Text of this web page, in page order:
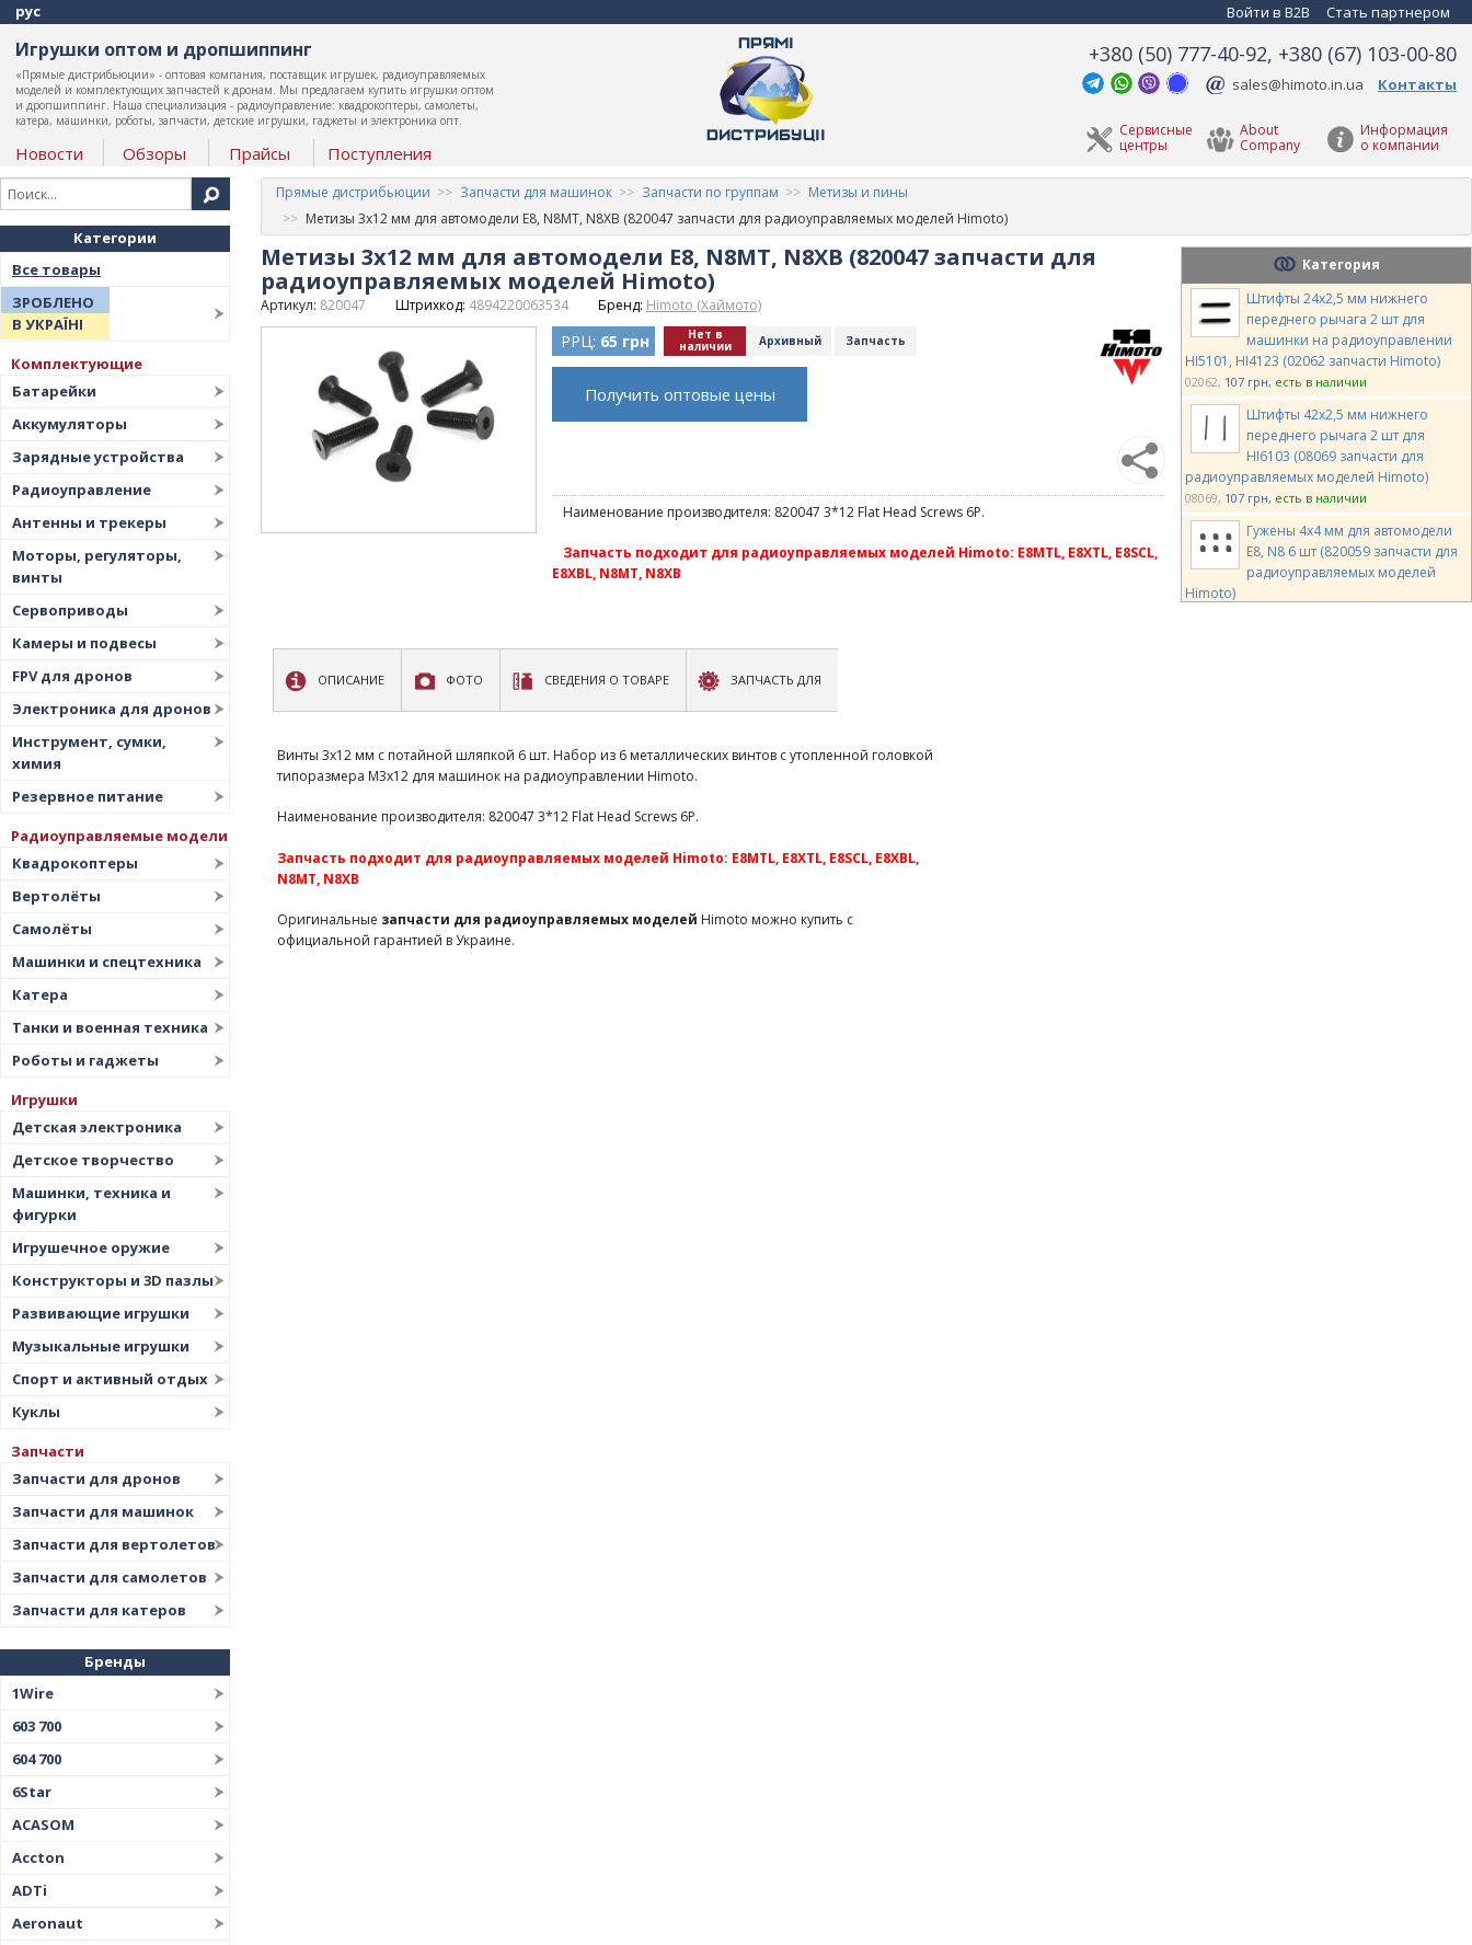
рус Войти в B2B Стать партнером
Игрушки оптом и дропшиппинг
«Прямые дистрибьюции» - оптовая компания, поставщик игрушек, радиоуправляемых
моделей и комплектующих запчастей к дронам. Мы предлагаем купить игрушки оптом
и дропшиппинг. Наша специализация - радиоуправление: квадрокоптеры, самолеты,
катера, машинки, роботы, запчасти, детские игрушки, гаджеты и электроника опт.
Новости Обзоры Прайсы Поступления
+380 (50) 777-40-92, +380 (67) 103-00-80
sales@himoto.in.ua Контакты
Информация
о компании
About
Company
Сервисные
центры
Категории
Все товары
ЗРОБЛЕНО
В УКРАЇНІ
Комплектующие
Батарейки
Аккумуляторы
Зарядные устройства
Радиоуправление
Антенны и трекеры
Моторы, регуляторы,
винты
Сервоприводы
Камеры и подвесы
FPV для дронов
Электроника для дронов
Инструмент, сумки,
химия
Резервное питание
Радиоуправляемые модели
Квадрокоптеры
Вертолёты
Самолёты
Машинки и спецтехника
Катера
Танки и военная техника
Роботы и гаджеты
Игрушки
Детская электроника
Детское творчество
Машинки, техника и
фигурки
Игрушечное оружие
Конструкторы и 3D пазлы
Развивающие игрушки
Музыкальные игрушки
Спорт и активный отдых
Куклы
Запчасти
Запчасти для дронов
Запчасти для машинок
Запчасти для вертолетов
Запчасти для самолетов
Запчасти для катеров
Бренды
1Wire
603 700
604 700
6Star
ACASOM
Accton
ADTi
Aeronaut
Прямые дистрибьюции Запчасти для машинок Запчасти по группам
Метизы и пины
Метизы 3х12 мм для автомодели E8, N8MT, N8XB (820047 запчасти для радиоуправляемых моделей Himoto)
Метизы 3х12 мм для автомодели E8, N8MT, N8XB (820047 запчасти для
радиоуправляемых моделей Himoto)
Артикул: 820047 Штрихкод: 4894220063534 Бренд: Himoto (Хаймото)
РРЦ: 65 грн Нет в
наличии Архивный Запчасть
Получить оптовые цены
Наименование производителя: 820047 3*12 Flat Head Screws 6P.
Запчасть подходит для радиоуправляемых моделей Himoto: E8MTL, E8XTL, E8SCL,
E8XBL, N8MT, N8XB
Категория
Штифты 24х2,5 мм нижнего
переднего рычага 2 шт для
машинки на радиоуправлении
HI5101, HI4123 (02062 запчасти Himoto)
02062 107 грн есть в наличии
Штифты 42х2,5 мм нижнего
переднего рычага 2 шт для
HI6103 (08069 запчасти для
радиоуправляемых моделей Himoto)
08069 107 грн есть в наличии
Гужены 4х4 мм для автомодели
E8, N8 6 шт (820059 запчасти для
радиоуправляемых моделей
Himoto)
ОПИСАНИЕ ФОТО СВЕДЕНИЯ О ТОВАРЕ ЗАПЧАСТЬ ДЛЯ
Винты 3х12 мм с потайной шляпкой 6 шт. Набор из 6 металлических винтов с утопленной головкой
типоразмера М3х12 для машинок на радиоуправлении Himoto.
Наименование производителя: 820047 3*12 Flat Head Screws 6P.
Запчасть подходит для радиоуправляемых моделей Himoto: E8MTL, E8XTL, E8SCL, E8XBL,
N8MT, N8XB
Оригинальные запчасти для радиоуправляемых моделей Himoto можно купить с
официальной гарантией в Украине.